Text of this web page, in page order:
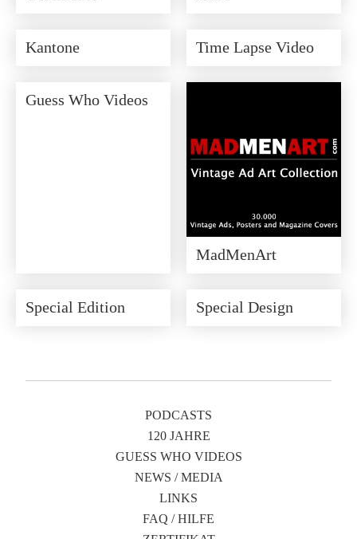
Kantone Time Lapse Video
Guess Who Videos
MadMenArt
Special Edition Special Design
PODCASTS
120 JAHRE
GUESS WHO VIDEOS
NEWS / MEDIA
LINKS
FAQ / HILFE